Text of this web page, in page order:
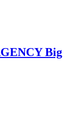
Big